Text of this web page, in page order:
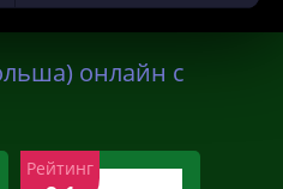
онлайн с
Рейтинг